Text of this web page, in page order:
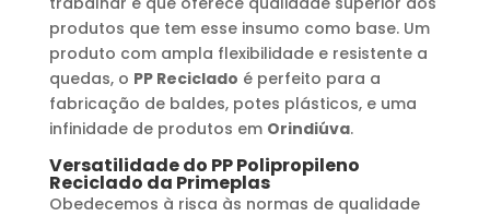
produtos que tem esse insumo como base. Um
produto com ampla flexibilidade e resistente a
quedas, o PP Reciclado é perfeito para a
fabricação de baldes, potes plásticos, e uma
infinidade de produtos em Orindiúva.
Versatilidade do PP Polipropileno
Reciclado da Primeplas
Obedecemos à risca às normas de qualidade